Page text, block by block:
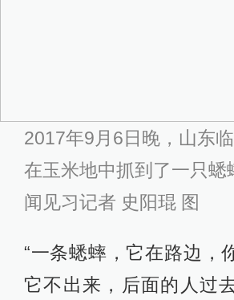
2017年9月6日晚，山东
在玉米地中抓到了一只蟋
闻见习记者 史阳琨 图
“一条蟋蟀，它在路边，
它不出来，后面的人过